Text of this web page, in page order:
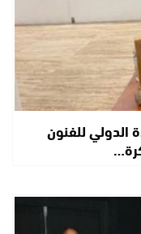
الدولي للفنون